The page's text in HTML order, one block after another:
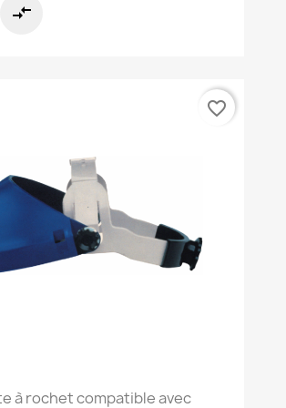
compare_arrows
à rochet compatible avec
favorite_border